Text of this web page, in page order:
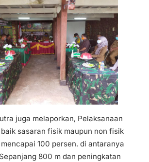
juga melaporkan, Pelaksanaan
sasaran fisik maupun non fisik
100 persen. di antaranya
800 m dan peningkatan